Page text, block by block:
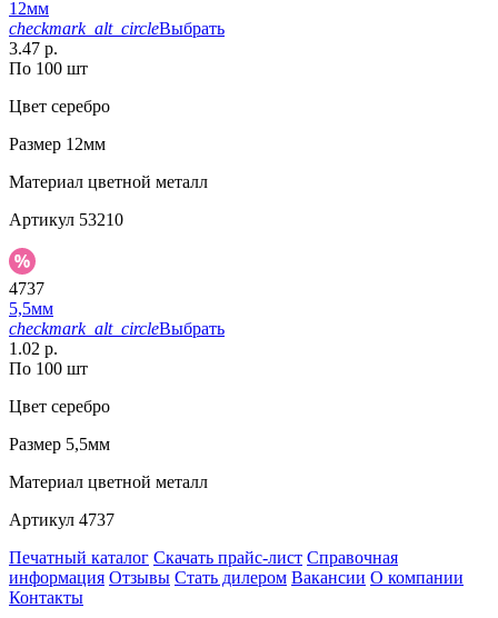
12мм
checkmark_alt_circleВыбрать
3.47 р.
По 100 шт
Цвет серебро
Размер 12мм
Материал цветной металл
Артикул 53210
4737
5,5мм
checkmark_alt_circleВыбрать
1.02 р.
По 100 шт
Цвет серебро
Размер 5,5мм
Материал цветной металл
Артикул 4737
Печатный каталог Скачать прайс-лист Справочная
информация Отзывы Стать дилером Вакансии О компании
Контакты